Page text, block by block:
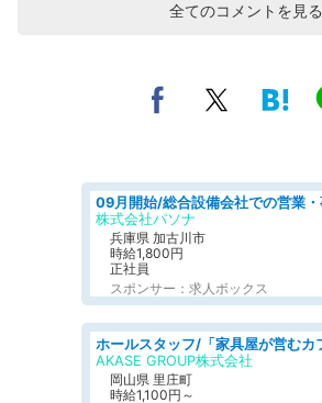
全てのコメントを見る
株式会社パソナ
兵庫県 加古川市
時給1,800円
正社員
スポンサー：求人ボックス
AKASE GROUP株式会社
岡山県 里庄町
時給1,100円～